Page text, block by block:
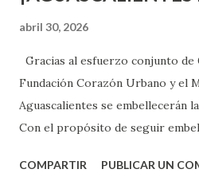
abril 30, 2026
Gracias al esfuerzo conjunto de
Fundación Corazón Urbano y el
Aguascalientes se embellecerán
Con el propósito de seguir
municipal, Leo Montañez dio
COMPARTIR PUBLICAR UN